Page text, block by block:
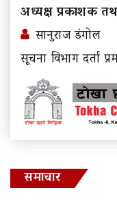
अध्यक्ष प्रकाशक
सानुराज डंगोल
सूचना विभाग दर्ता
समाचार